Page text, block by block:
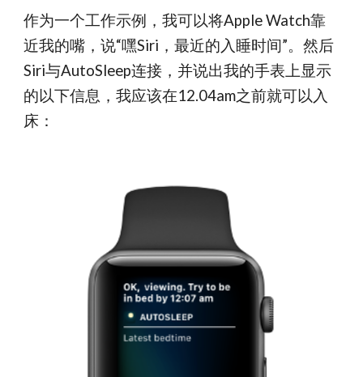
作为一个工作示例，我可以将Apple Watch靠
近我的嘴，说“嘿Siri，最近的入睡时间”。然后
Siri与AutoSleep连接，并说出我的手表上显示
的以下信息，我应该在12.04am之前就可以入
床：